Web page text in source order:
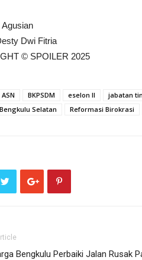
Agusian
Dwi Fitria
© SPOILER 2025
ASN BKPSDM eselon II jabatan
Selatan
Reformasi Birokrasi
Bengkulu Perbaiki Jalan Rusak